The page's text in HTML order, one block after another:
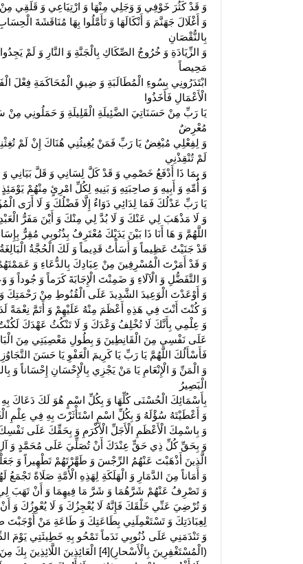
وَ قَدْ كَثُرَ خَوْفِي وَ وَجَلِي مِنْهَا وَ ارْتِيَاعِي وَ قَلَقِي مِنْ
وَ أَغْلَالَ جَهَنَّمَ وَ أَنْكَالَهَا وَ تَأَمَّلُوا بِهَا مُنَاقَشَةَ
بِالنُّقْصَانِ
وَ الزِّيَادَةِ وَ خُرُوجُ الصِّكَاكِ بِالْجَنَّةِ وَ النَّارِ وَ لَمْ
مَحِيصاً
ابْتَدَرُونِي بِسُوءِ الْمُطَالَبَةِ وَ ضِيقِ الْمُحَاكَمَةِ فِعْلَ
الْأَعْمَالِ فَأَخَذُوا
يَا رَبِّ مِنْ حَسَنَاتِيَ الضَّئِيلَةِ الْقَلِيلَةِ وَ حَمَلُونِي مِنْ
مُعْرِضٌ
وَ لِفِعْلِي مُبْغِضٌ يَا رَبِّ فَمَنْ يُغِيثُنِي هُنَاكَ إِنْ لَمْ
لَمْ تُنْقِذْنِي
وَ بِمَا ذَا أَدْفَعُ خَصْمِي وَ قَدْ كَلَّ لِسَانِي وَ قَلَّ بَيَانِي
وَ أُمِّهِ وَ أَبِيهِ وَ صاحِبَتِهِ وَ بَنِيهِ لِكُلِّ امْرِئٍ مِنْهُمْ يَوْمَئِذٍ شَأْنٌ يُغْنِيهِ)[2]‏ إِنْ لَمْ تُرْضِهِمْ
يَا رَبِّ عَدْلُكَ فَمَا لِدَائِي دَوَاءٌ إِلَّا فَضْلُكَ وَ لَا أَرَى
وَ لَا مَذْهَبَ لِي عَنْكَ وَ لَا بُدَّ لِي مِنْكَ وَ أَيْنَ مَفَرُّ الْعَبْدِ
اللَّهُمَّ وَ هَا أَنَا ذَا بَيْنَ يَدَيْكَ مُعْتَرِفٌ بِذُنُوبِي مُقِرٌّ
قَدْ جَنَيْتُ عَظِيماً وَ أَسَأْتُ قَدِيماً وَ لَكَ الْحُجَّةُ
وَ قَدْ أَمَرْتَ الْمُسْرِفِينَ مِنْ عِبَادِكَ بِالدُّعَاءِ وَ عَمَمْتَهُمْ
وَ التَّفَضُّلِ وَ الْآلَاءِ وَ ضَمِنْتَ الْإِجَابَةَ كَرَماً وَ جُوداً وَ
وَ أَوْعَدْتَ الْوَعِيدَ الشَّدِيدَ عَلَى الْقُنُوطِ مِنْ
وَ كُنْتَ أَنْتَ فِي هَذِهِ أَعْظَمَ مِنْهُ عَلَيْهِمْ وَ أَتَمَّ نِعْمَةً
وَ عِلْمِي بِأَنَّكَ لَا تُخْلِفُ وَعْدَكَ وَ لَا تَنْكُثُ عَهْدَكَ
عَلَى نَفْسِي مِنَ الْقَانِطِينَ وَ بِطُولِ مَعْصِيَتِي مِنَ
فَأَسْأَلُكَ اللَّهُمَّ يَا رَبِّ يَا كَرِيمَ الْعَفْوِ يَا حَسَنَ التَّجَاوُزِ
وَ الْمَنِّ وَ الْإِنْعَامِ يَا مَنْ يَجْزِي بِالْإِحْسَانِ إِحْسَاناً
الْبَصِيرُ
بِأَسْمَائِكَ الْحُسْنَى كُلِّهَا وَ بِكُلِّ اسْمٍ هُوَ لَكَ دَعَاكَ
وَ أَعْطَيْتَهُ سُؤْلَهُ وَ بِكُلِّ اسْمٍ اسْتَأْثَرْتَ بِهِ فِي عِلْمِ
وَ بِاسْمِكَ الْأَعْظَمِ الْأَجَلِّ الْأَكْرَمِ وَ بِحَقِّكَ عَلَى
وَ بِحَقِّ كُلِّ ذِي حَقٍّ عِنْدَكَ أَنْ تُصَلِّيَ عَلَى مُحَمَّدٍ وَ آلِ
الَّذِينَ أَذْهَبْتَ عَنْهُمُ الرِّجْسَ وَ طَهَّرْتَهُمْ تَطْهِيراً وَ
وَ أَمَاناً مِنَ الدَّمَارِ وَ الْهَلَكَةِ لِهَذِهِ الْأُمَّةِ صَلَاةً تَجْمَعُ
وَ تَصْرِفُ عَنْهُمْ شَرَّهُمَا وَ شَرَّ مَا فِيهِمَا وَ أَنْ تَهَبَ
لِعِبَادَتِكَ وَ تَسْتَعْمِلَنِي بِطَاعَتِكَ وَ طَاعَةِ مَنْ أَوْجَبْتَ
وَ تَنْدَمَنِي عَلَى ذُنُوبِي نَدَماً تَمْحُو بِهِ خَطِيئَتِي يَوْمَ
(الْمُسْتَغْفِرِينَ بِالْأَسْحارِ)[4] الْعَائِذِينَ اللَّائِذِينَ بِكَ مِنَ النَّارِ حَتَّى لَا أَعُودَ بَعْدَهَا فِي ذَنْبٍ وَ خَطِيئَةٍ